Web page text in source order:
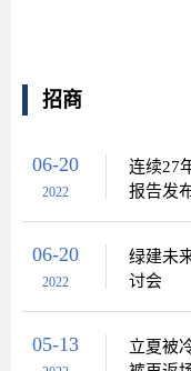
招商
06-20
2022
连续27
报告发
06-20
2022
绿建未
讨会
05-13
立夏被